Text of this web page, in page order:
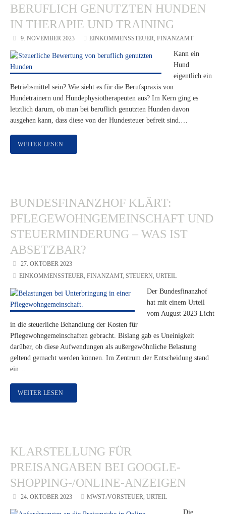
BERUFLICH GENUTZTEN HUNDEN
IN THERAPIE UND TRAINING
9. NOVEMBER 2023 EINKOMMENSSTEUER,FINANZAMT
Kann ein
Hund
eigentlich ein
Betriebsmittel sein? Wie sieht es für die Berufspraxis von
Hundetrainern und Hundephysiotherapeuten aus? Im Kern ging es
letztlich darum, ob man bei beruflich genutzten Hunden davon
ausgehen kann, dass diese von der Hundesteuer befreit sind.…
WEITER LESEN
BUNDESFINANZHOF KLÄRT:
PFLEGEWOHNGEMEINSCHAFT UND
STEUERMINDERUNG – WAS IST
ABSETZBAR?
27. OKTOBER 2023
EINKOMMENSSTEUER, FINANZAMT, STEUERN, URTEIL
Der Bundesfinanzhof
hat mit einem Urteil
vom August 2023 Licht
in die steuerliche Behandlung der Kosten für
Pflegewohngemeinschaften gebracht. Bislang gab es Uneinigkeit
darüber, ob diese Aufwendungen als außergewöhnliche Belastung
geltend gemacht werden können. Im Zentrum der Entscheidung stand
ein…
WEITER LESEN
KLARSTELLUNG FÜR
PREISANGABEN BEI GOOGLE-
SHOPPING-/ONLINE-ANZEIGEN
24. OKTOBER 2023 MWST./VORSTEUER,URTEIL
Die